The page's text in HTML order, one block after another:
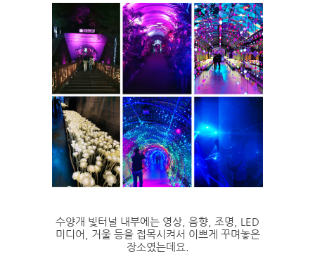
수양개 빛터널 내부에는 영상, 음향, 조명, LED
미디어, 거울 등을 접목시켜서 이쁘게 꾸며놓은
장소였는데요.